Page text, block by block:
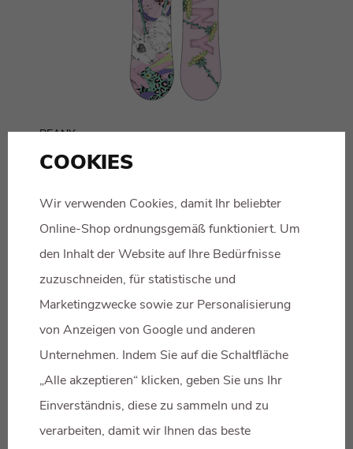
BEANY
LOVE
COOKIES
Wir verwenden Cookies, damit Ihr beliebter
Online-Shop ordnungsgemäß funktioniert. Um
den Inhalt der Website auf Ihre Bedürfnisse
zuzuschneiden, für statistische und
Marketingzwecke sowie zur Personalisierung
von Anzeigen von Google und anderen
Unternehmen. Indem Sie auf die Schaltfläche
„Alle akzeptieren“ klicken, geben Sie uns Ihr
Einverständnis, diese zu sammeln und zu
verarbeiten, damit wir Ihnen das beste